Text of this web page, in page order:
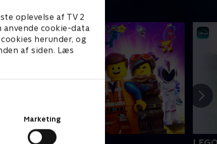
oplevelse af TV 2
cookie-data
herunder, og
af siden. Læs
Marketing